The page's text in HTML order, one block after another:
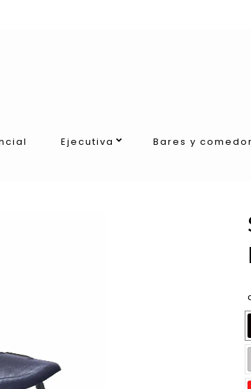
Ejecutiva Bares y